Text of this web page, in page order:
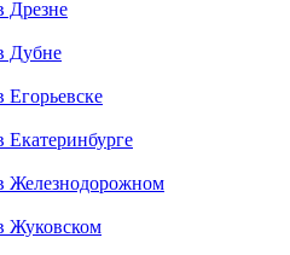
Дрезне
Дубне
Егорьевске
Екатеринбурге
Железнодорожном
Жуковском